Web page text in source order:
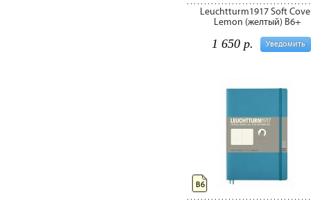
Leuchtturm1917 Soft
Lemon (желтый) B6+
Уведомить
1 650 р.
B6